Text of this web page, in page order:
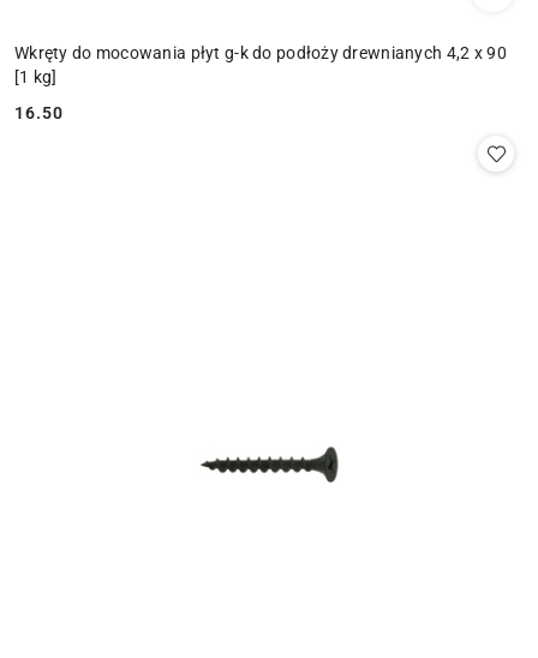
Wkręty do mocowania płyt g-k do podłoży drewnianych 4,2 x 90
[1 kg]
Cena:
16.50